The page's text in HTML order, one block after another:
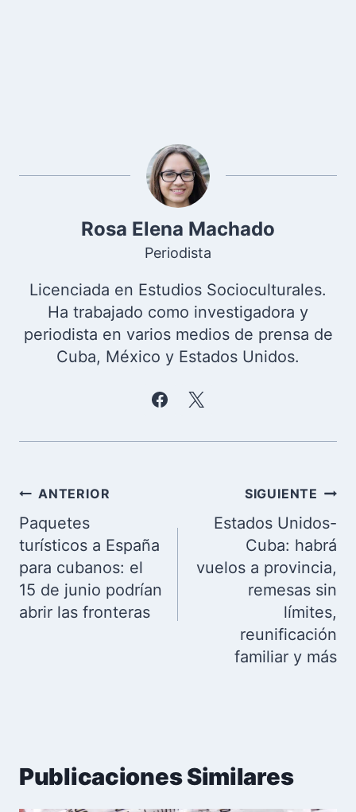
Rosa Elena Machado
Periodista
Licenciada en Estudios Socioculturales.
Ha trabajado como investigadora y
periodista en varios medios de prensa de
Cuba, México y Estados Unidos.
Navegación
de
entradas
ANTERIOR
Paquetes
turísticos a España
para cubanos: el
15 de junio podrían
abrir las fronteras
SIGUIENTE
Estados Unidos-
Cuba: habrá
vuelos a provincia,
remesas sin
límites,
reunificación
familiar y más
Publicaciones Similares